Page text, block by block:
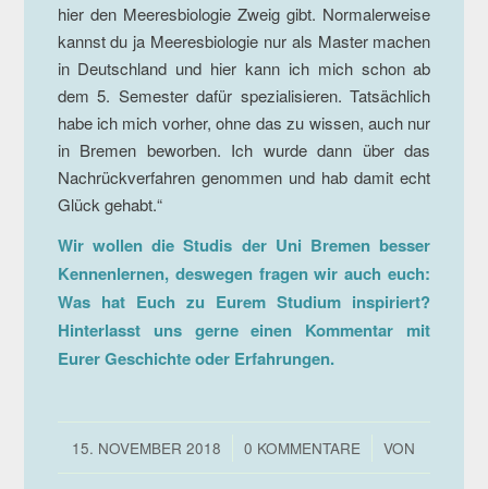
hier den Meeresbiologie Zweig gibt. Normalerweise
kannst du ja Meeresbiologie nur als Master machen
in Deutschland und hier kann ich mich schon ab
dem 5. Semester dafür spezialisieren. Tatsächlich
habe ich mich vorher, ohne das zu wissen, auch nur
in Bremen beworben. Ich wurde dann über das
Nachrückverfahren genommen und hab damit echt
Glück gehabt.“
Wir wollen die Studis der Uni Bremen besser
Kennenlernen, deswegen fragen wir auch euch:
Was hat Euch zu Eurem Studium inspiriert?
Hinterlasst uns gerne einen Kommentar mit
Eurer Geschichte oder Erfahrungen.
15. NOVEMBER 2018
/ 0 KOMMENTARE
/ VON